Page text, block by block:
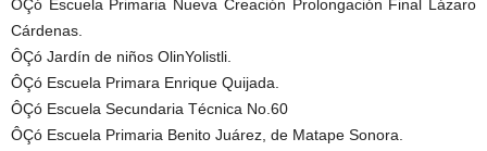
ÔÇó Escuela Primaria Nueva Creación Prolongación Final Lázaro
Cárdenas.
ÔÇó Jardín de niños OlinYolistli.
ÔÇó Escuela Primara Enrique Quijada.
ÔÇó Escuela Secundaria Técnica No.60
ÔÇó Escuela Primaria Benito Juárez, de Matape Sonora.